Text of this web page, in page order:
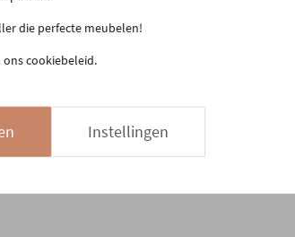
03 480 42 26
die perfecte meubelen!
ons cookiebeleid.
Instellingen